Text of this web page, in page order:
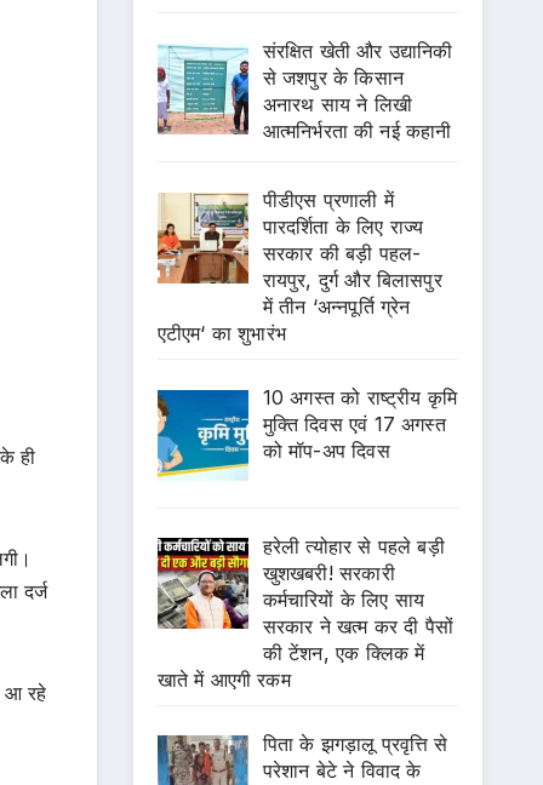
ही
दर्ज
आ रहे
संरक्षित खेती और उद्यानिकी
से जशपुर के किसान
अनारथ साय ने लिखी
आत्मनिर्भरता की नई कहानी
पीडीएस प्रणाली में
पारदर्शिता के लिए राज्य
सरकार की बड़ी पहल-
रायपुर, दुर्ग और बिलासपुर
में तीन ‘अन्नपूर्ति ग्रेन
एटीएम‘ का शुभारंभ
10 अगस्त को राष्ट्रीय कृमि
मुक्ति दिवस एवं 17 अगस्त
को मॉप-अप दिवस
हरेली त्योहार से पहले बड़ी
खुशखबरी! सरकारी
कर्मचारियों के लिए साय
सरकार ने खत्म कर दी पैसों
की टेंशन, एक क्लिक में
खाते में आएगी रकम
पिता के झगड़ालू प्रवृत्ति से
परेशान बेटे ने विवाद के